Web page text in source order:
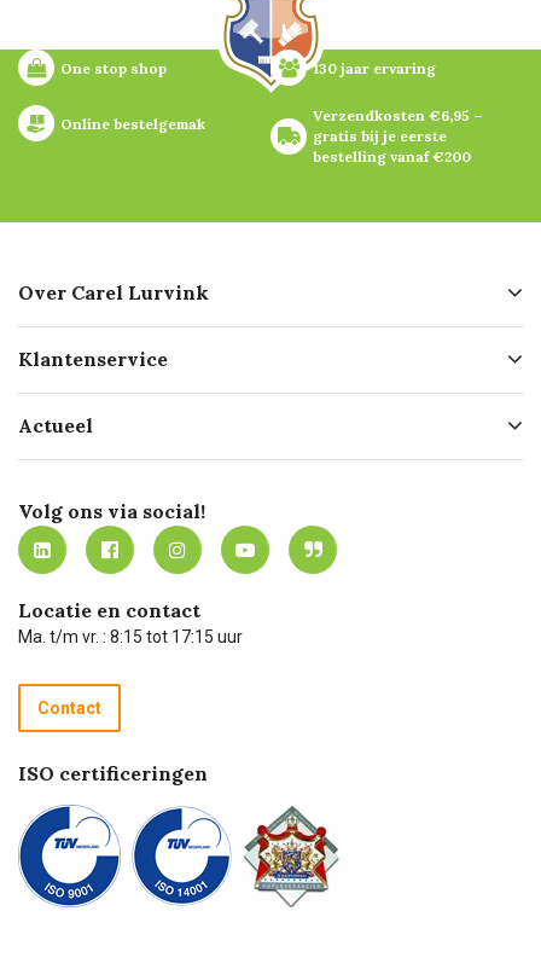
One stop shop 130 jaar ervaring
Online bestelgemak
Verzendkosten €6,95 –
gratis bij je eerste
bestelling vanaf €200
Over Carel Lurvink
Geschiedenis
Missie
Werken bij Carel Lurvink
MVO
Klantenservice
Bezorgen
Mijn Carel Lurvink
Mijn Carel Lurvink instructievideo's
Carel Lurvink App
Hulp op afstand
Technische dienst
Recycle programma
Betalen
Actueel
Innovation LAB
Tevreden klanten
Carel Lurvink Blog
Carel de podcast
Volg ons via social!
Locatie en contact
Ma. t/m vr. : 8:15 tot 17:15 uur
Contact
ISO certificeringen